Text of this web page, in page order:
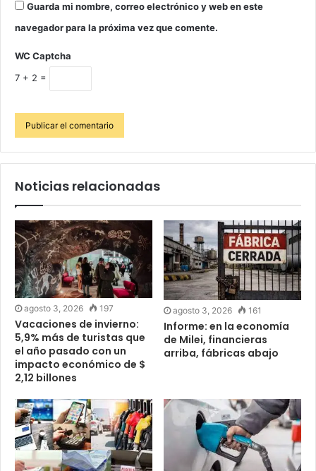
Guarda mi nombre, correo electrónico y web en este
navegador para la próxima vez que comente.
WC Captcha
7 + 2 =
Noticias relacionadas
agosto 3, 2026 197
Vacaciones de invierno:
5,9% más de turistas que
el año pasado con un
impacto económico de $
2,12 billones
agosto 3, 2026 161
Informe: en la economía
de Milei, financieras
arriba, fábricas abajo